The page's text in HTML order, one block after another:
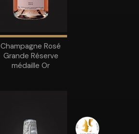
Champagne Rosé
Grande Réserve
médaille Or